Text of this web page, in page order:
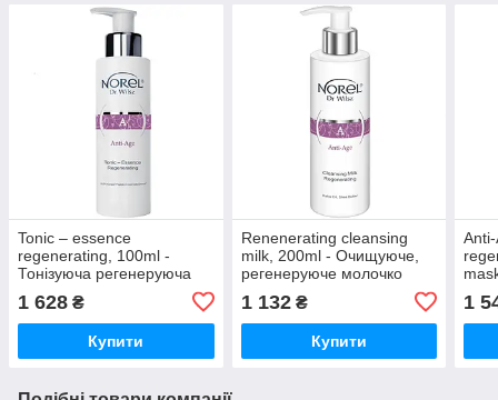
Tonic – essence
regenerating, 100ml -
Тонізуюча регенеруюча
1 628 ₴
Купити
Renenerating cleansing
milk, 200ml - Очищуюче,
регенеруюче молочко
1 132₴
Купити
з
1